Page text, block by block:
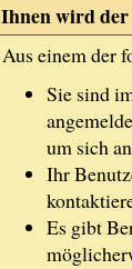
Ihnen wird
Aus einem der
Sie sind
um sich
Ihr
Es gibt